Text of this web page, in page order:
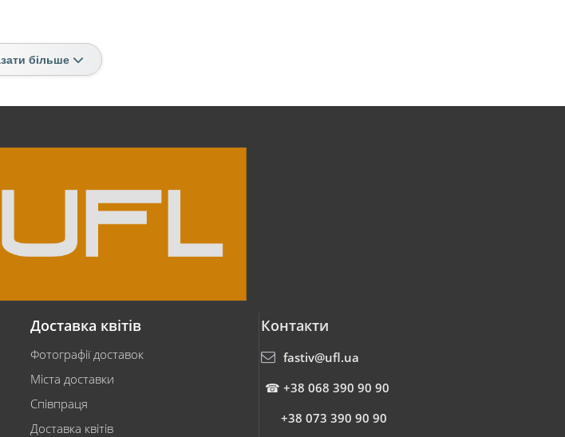
більше
Доставка квітів
Фотографії доставок
Міста доставки
Співпраця
Доставка квітів
Контакти
fastiv@ufl.ua
☎ +38 068 390 90 90
+38 073 390 90 90